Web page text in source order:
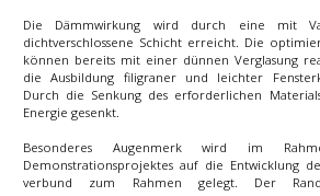
Die Dämmwirkung wird durch eine mit
dichtverschlossene Schicht erreicht. Die
können bereits mit einer dünnen Verglasung
die Ausbildung filigraner und leichter
Durch die Senkung des erforderlichen
Energie gesenkt.
Besonderes Augenmerk wird im
Demonstrationsprojektes auf die Entwicklung
verbund zum Rahmen gelegt. Der